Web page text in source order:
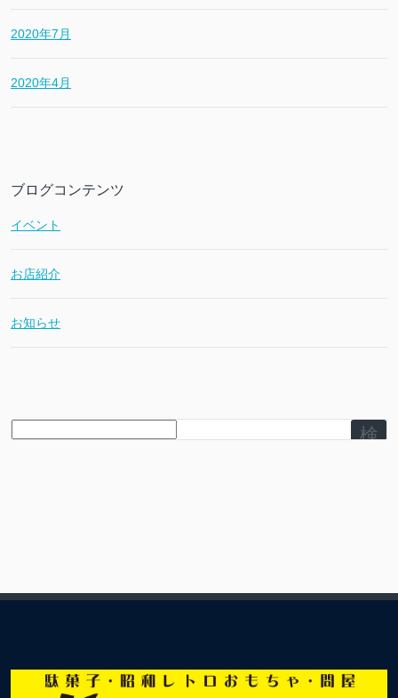
2020年7月
2020年4月
ブログコンテンツ
イベント
お店紹介
お知らせ
検